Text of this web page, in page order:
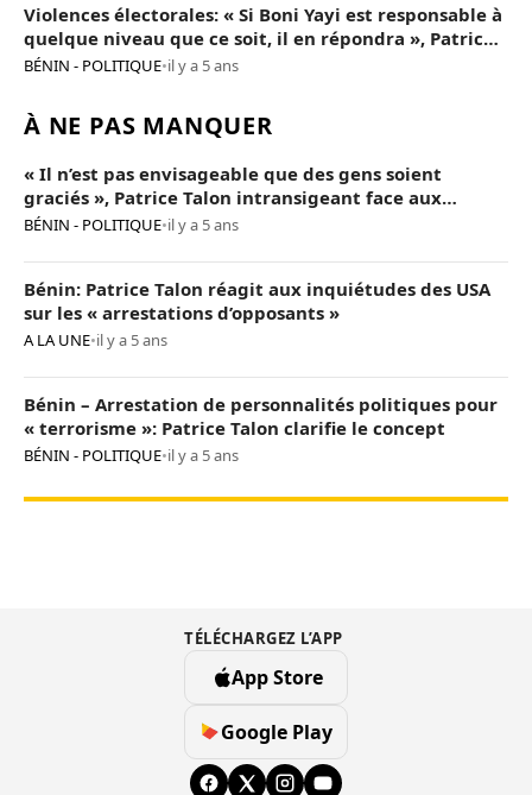
Violences électorales: « Si Boni Yayi est responsable à
quelque niveau que ce soit, il en répondra », Patrice
Talon
BÉNIN - POLITIQUE•il y a 5 ans
À NE PAS MANQUER
« Il n’est pas envisageable que des gens soient
graciés », Patrice Talon intransigeant face aux
« opposants terroristes »
BÉNIN - POLITIQUE•il y a 5 ans
Bénin: Patrice Talon réagit aux inquiétudes des USA
sur les « arrestations d’opposants »
A LA UNE•il y a 5 ans
Bénin – Arrestation de personnalités politiques pour
« terrorisme »: Patrice Talon clarifie le concept
BÉNIN - POLITIQUE•il y a 5 ans
TÉLÉCHARGEZ L’APP
App Store
Google Play